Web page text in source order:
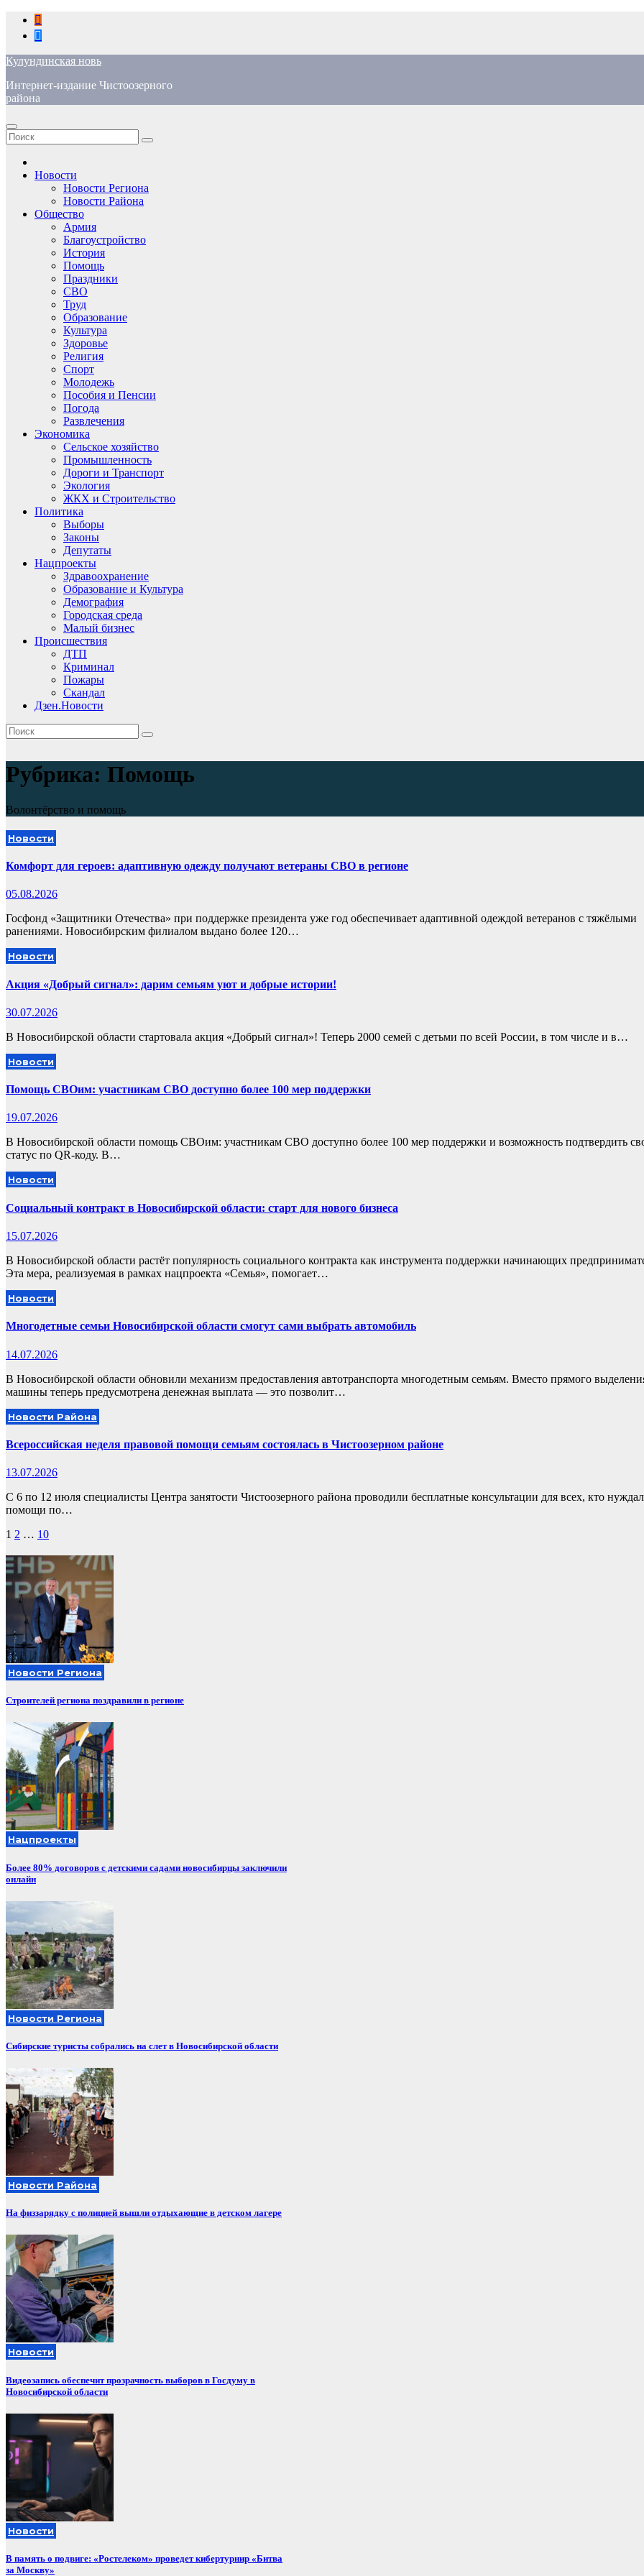
Перейти
содержимому
Кулундинская новь
Интернет-издание Чистоозерного
района
Новости
Новости Региона
Новости Района
Общество
Армия
Благоустройство
История
Помощь
Праздники
СВО
Труд
Образование
Культура
Здоровье
Религия
Спорт
Молодежь
Пособия и Пенсии
Погода
Развлечения
Экономика
Сельское хозяйство
Промышленность
Дороги и Транспорт
Экология
ЖКХ и Строительство
Политика
Выборы
Законы
Депутаты
Нацпроекты
Здравоохранение
Образование и Культура
Демография
Городская среда
Малый бизнес
Происшествия
ДТП
Криминал
Пожары
Скандал
Дзен.Новости
Рубрика: Помощь
Волонтёрство и помощь
Новости
Комфорт для героев: адаптивную одежду получают ветераны СВО в регионе
05.08.2026
Госфонд «Защитники Отечества» при поддержке президента уже год обеспечивает адаптивной одеждой ветеранов с тяжёлыми
ранениями. Новосибирским филиалом выдано более 120…
Новости
Акция «Добрый сигнал»: дарим семьям уют и добрые истории!
30.07.2026
В Новосибирской области стартовала акция «Добрый сигнал»! Теперь 2000 семей с детьми по всей России, в том числе и в…
Новости
Помощь СВОим: участникам СВО доступно более 100 мер поддержки
19.07.2026
В Новосибирской области помощь СВОим: участникам СВО доступно более 100 мер поддержки и возможность подтвердить
статус по QR-коду. В…
Новости
Социальный контракт в Новосибирской области: старт для нового бизнеса
15.07.2026
В Новосибирской области растёт популярность социального контракта как инструмента поддержки начинающих
Эта мера, реализуемая в рамках нацпроекта «Семья», помогает…
Новости
Многодетные семьи Новосибирской области смогут сами выбрать автомобиль
14.07.2026
В Новосибирской области обновили механизм предоставления автотранспорта многодетным семьям. Вместо прямого
машины теперь предусмотрена денежная выплата — это позволит…
Новости Района
Всероссийская неделя правовой помощи семьям состоялась в Чистоозерном районе
13.07.2026
С 6 по 12 июля специалисты Центра занятости Чистоозерного района проводили бесплатные консультации для всех, кто
помощи по…
Пагинация
записей
1 2 … 10
Новости Региона
Строителей региона поздравили в регионе
Нацпроекты
Более 80% договоров с детскими садами новосибирцы заключили
онлайн
Новости Региона
Сибирские туристы собрались на слет в Новосибирской области
Новости Района
На физзарядку с полицией вышли отдыхающие в детском лагере
Новости
Видеозапись обеспечит прозрачность выборов в Госдуму в
Новосибирской области
Новости
В память о подвиге: «Ростелеком» проведет кибертурнир «Битва
за Москву»